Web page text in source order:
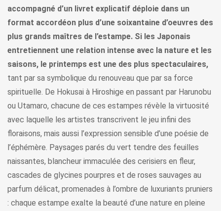
accompagné d’un livret explicatif déploie dans un
format accordéon plus d’une soixantaine d’oeuvres des
plus grands maîtres de l’estampe. Si les Japonais
entretiennent une relation intense avec la nature et les
saisons, le printemps est une des plus spectaculaires,
tant par sa symbolique du renouveau que par sa force
spirituelle. De Hokusai à Hiroshige en passant par Harunobu
ou Utamaro, chacune de ces estampes révèle la virtuosité
avec laquelle les artistes transcrivent le jeu infini des
floraisons, mais aussi l’expression sensible d’une poésie de
l’éphémère. Paysages parés du vert tendre des feuilles
naissantes, blancheur immaculée des cerisiers en fleur,
cascades de glycines pourpres et de roses sauvages au
parfum délicat, promenades à l’ombre de luxuriants pruniers
: chaque estampe exalte la beauté d’une nature en pleine